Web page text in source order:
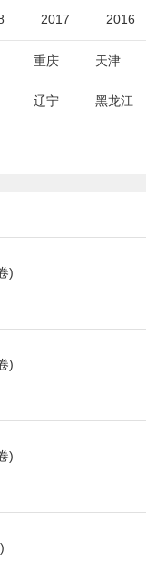
2017 2016
重庆 天津
辽宁 黑龙江
)
)
)